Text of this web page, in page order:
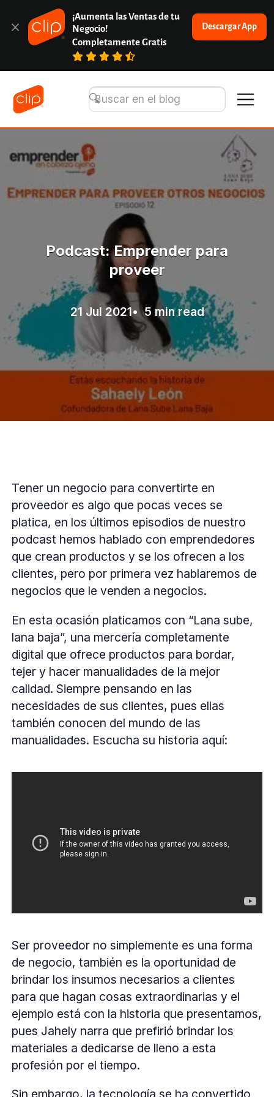
¡Aumenta las Ventas de tu
Negocio!
Completamente Gratis
Descargar App
Podcast: Emprender para
proveer
21 Jul 2021• 5 min read
Tener un negocio para convertirte en
proveedor es algo que pocas veces se
platica, en los últimos episodios de nuestro
podcast hemos hablado con emprendedores
que crean productos y se los ofrecen a los
clientes, pero por primera vez hablaremos de
negocios que le venden a negocios.
En esta ocasión platicamos con “Lana sube,
lana baja”, una mercería completamente
digital que ofrece productos para bordar,
tejer y hacer manualidades de la mejor
calidad. Siempre pensando en las
necesidades de sus clientes, pues ellas
también conocen del mundo de las
manualidades. Escucha su historia aquí:
Ser proveedor no simplemente es una forma
de negocio, también es la oportunidad de
brindar los insumos necesarios a clientes
para que hagan cosas extraordinarias y el
ejemplo está con la historia que presentamos,
pues Jahely narra que prefirió brindar los
materiales a dedicarse de lleno a esta
profesión por el tiempo.
Sin embargo, la tecnología se ha convertido